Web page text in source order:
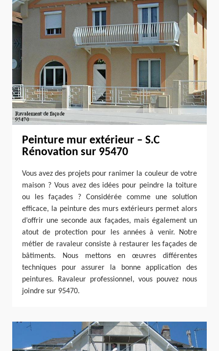
Peinture mur extérieur – S.C
Rénovation sur 95470
Vous avez des projets pour ranimer la couleur de votre
maison ? Vous avez des idées pour peindre la toiture
ou les façades ? Considérée comme une solution
efficace, la peinture des murs extérieurs permet alors
d’offrir une seconde aux façades, mais également un
atout de protection pour les années à venir. Notre
métier de ravaleur consiste à restaurer les façades de
bâtiments. Nous mettons en œuvres différentes
techniques pour assurer la bonne application des
peintures. Ravaleur professionnel, vous pouvez nous
joindre sur 95470.